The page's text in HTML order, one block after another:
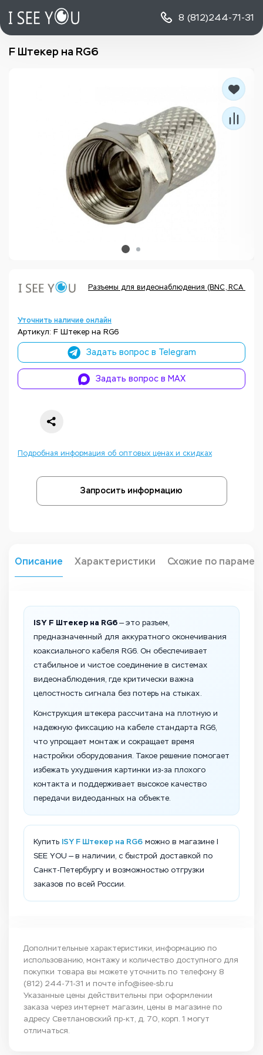
8 (812)244-71-31
F Штекер на RG6
Разъемы для видеонаблюдения (BNC, RCA и
Уточнить наличие онлайн
Артикул: F Штекер на RG6
Задать вопрос в Telegram
Задать вопрос в MAX
Подробная информация об оптовых ценах и скидках
Запросить информацию
Описание Характеристики Схожие по
ISY F Штекер на RG6 — это разъем,
предназначенный для аккуратного оконечивания
коаксиального кабеля RG6. Он обеспечивает
стабильное и чистое соединение в системах
видеонаблюдения, где критически важна
целостность сигнала без потерь на стыках.
Конструкция штекера рассчитана на плотную и
надежную фиксацию на кабеле стандарта RG6,
что упрощает монтаж и сокращает время
настройки оборудования. Такое решение помогает
избежать ухудшения картинки из-за плохого
контакта и поддерживает высокое качество
передачи видеоданных на объекте.
Купить ISY F Штекер на RG6 можно в магазине I
SEE YOU — в наличии, с быстрой доставкой по
Санкт-Петербургу и возможностью отгрузки
заказов по всей России.
Дополнительные характеристики, информацию по
использованию, монтажу и количество доступного для
покупки товара вы можете уточнить по телефону 8
(812) 244-71-31 и почте info@isee-sb.ru
Указанные цены действительны при оформлении
заказа через интернет магазин, цены в магазине по
адресу Светлановский пр-кт, д. 70, корп. 1 могут
отличаться.